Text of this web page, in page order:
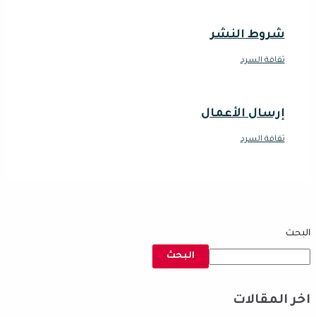
شروط النشر
ثقافة السرد
إرسال الأعمال
ثقافة السرد
البحث
البحث
اخر المقالات